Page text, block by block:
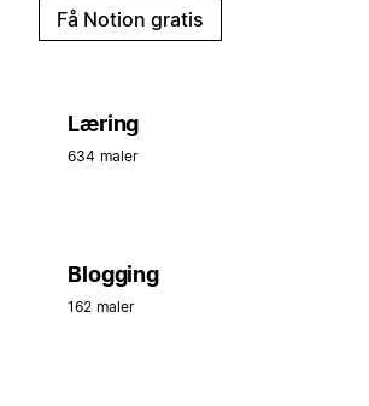
Få Notion gratis
Læring
634 maler
Blogging
162 maler